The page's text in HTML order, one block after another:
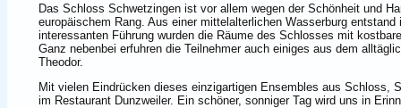
Das Schloss Schwetzingen ist vor allem wegen der Schönheit und
europäischem Rang. Aus einer mittelalterlichen Wasserburg
interessanten Führung wurden die Räume des Schlosses mit
Ganz nebenbei erfuhren die Teilnehmer auch einiges aus dem
Theodor.
Mit vielen Eindrücken dieses einzigartigen Ensembles aus Schloss,
im Restaurant Dunzweiler. Ein schöner, sonniger Tag wird uns in